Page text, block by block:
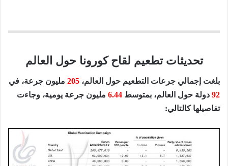
تحديثات تطعيم لقاح كورونا حول العالم
بلغت إجمالي جرعات التطعيم حول العالم، 205 مليون جرعة، في
92 دولة حول العالم، بمتوسط 6.44 مليون جرعة يومية، وجاءت
تفاصيلها كالتالي: